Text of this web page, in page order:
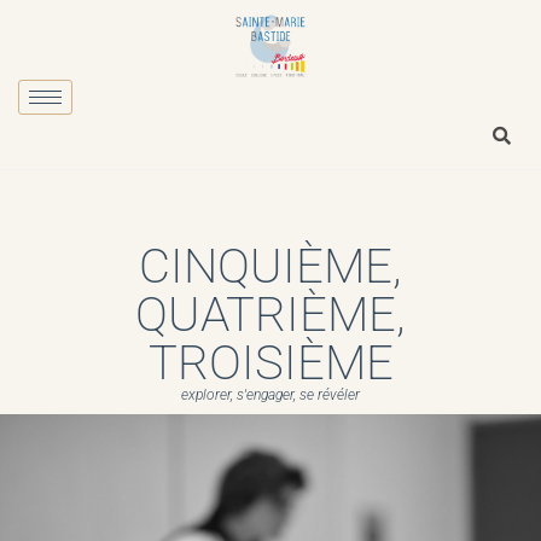
CINQUIÈME,
QUATRIÈME,
TROISIÈME
explorer, s'engager, se révéler